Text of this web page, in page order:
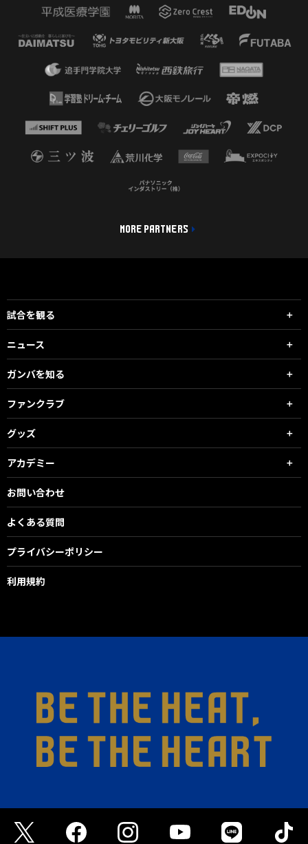
MORE PARTNERS
試合を観る
ニュース
ガンバを知る
ファンクラブ
グッズ
アカデミー
お問い合わせ
よくある質問
プライバシーポリシー
利用規約